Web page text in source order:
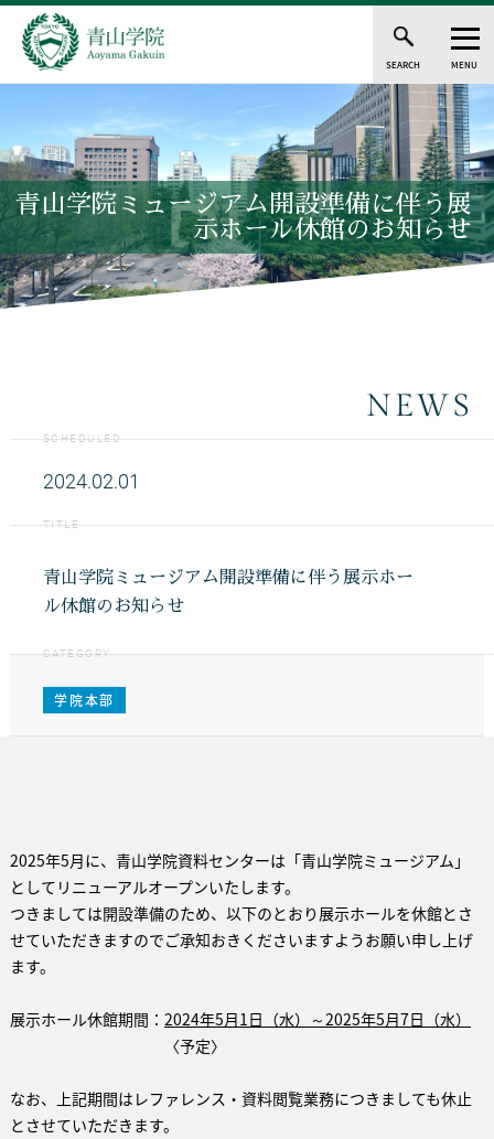
SEARCH MENU
青山学院ミュージアム開設準備に伴う展
示ホール休館のお知らせ
NEWS
SCHEDULED
2024.02.01
TITLE
青山学院ミュージアム開設準備に伴う展示ホー
ル休館のお知らせ
CATEGORY
学院本部
2025年5月に、青山学院資料センターは「青山学院ミュージアム」
としてリニューアルオープンいたします。
つきましては開設準備のため、以下のとおり展示ホールを休館とさ
せていただきますのでご承知おきくださいますようお願い申し上げ
ます。
展示ホール休館期間： 2024年5月1日（水）～2025年5月7日（水）
〈予定〉
なお、上記期間はレファレンス・資料閲覧業務につきましても休止
とさせていただきます。